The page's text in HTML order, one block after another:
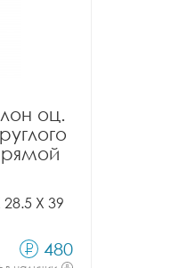
оц.
X 39
480